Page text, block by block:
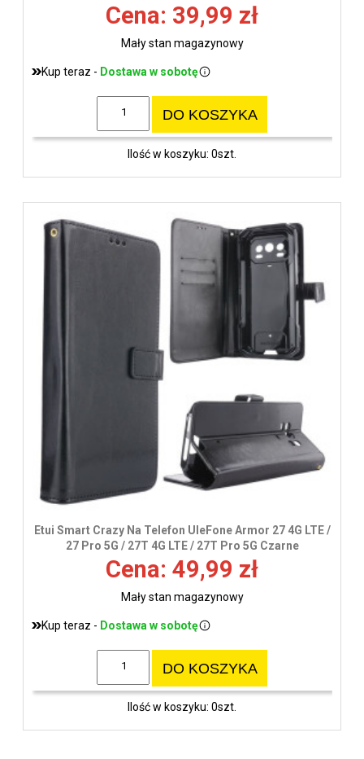
Cena: 39,99 zł
Mały stan magazynowy
Kup teraz - Dostawa w sobotę
DO KOSZYKA
Ilość w koszyku: 0szt.
Etui Smart Crazy Na Telefon UleFone Armor 27 4G LTE /
27 Pro 5G / 27T 4G LTE / 27T Pro 5G Czarne
Cena: 49,99 zł
Mały stan magazynowy
Kup teraz - Dostawa w sobotę
DO KOSZYKA
Ilość w koszyku: 0szt.